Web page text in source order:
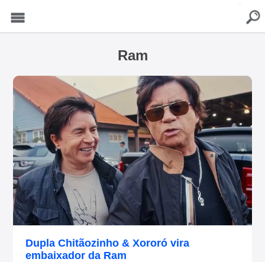
Ram
Dupla Chitãozinho & Xororó vira
embaixador da Ram